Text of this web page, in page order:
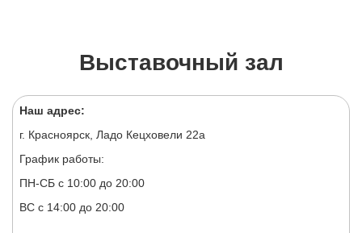
Выставочный зал
Наш адрес:
г. Красноярск, Ладо Кецховели 22а
График работы:
ПН-СБ с 10:00 до 20:00
ВС с 14:00 до 20:00